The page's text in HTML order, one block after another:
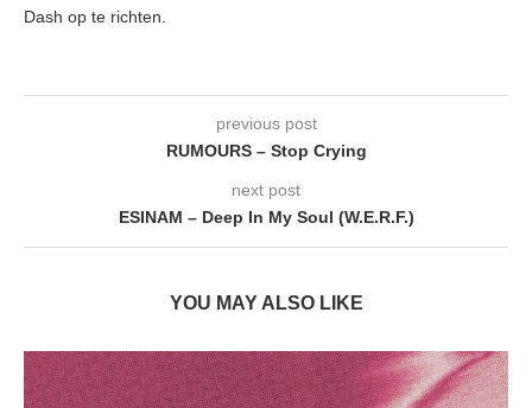
Dash op te richten.
previous post
RUMOURS – Stop Crying
next post
ESINAM – Deep In My Soul (W.E.R.F.)
YOU MAY ALSO LIKE